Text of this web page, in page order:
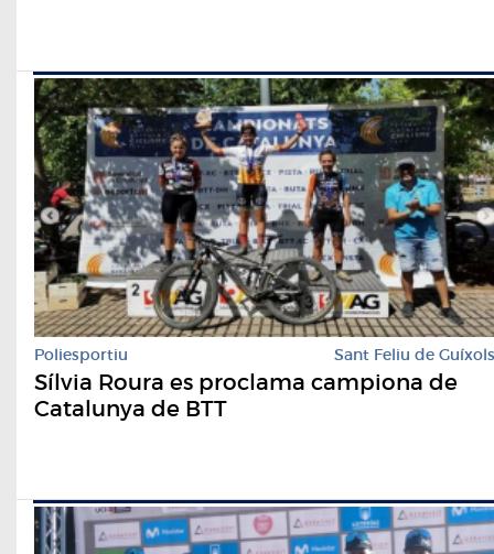
Poliesportiu Sant Feliu de Guíxols
Sílvia Roura es proclama campiona de
Catalunya de BTT